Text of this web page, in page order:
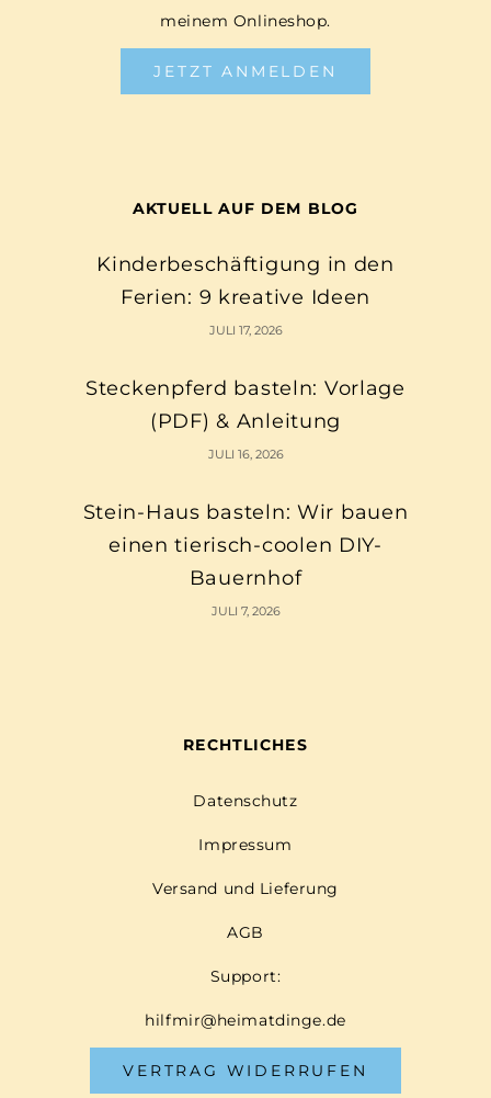
meinem Onlineshop.
JETZT ANMELDEN
AKTUELL AUF DEM BLOG
Kinderbeschäftigung in den
Ferien: 9 kreative Ideen
JULI 17, 2026
Steckenpferd basteln: Vorlage
(PDF) & Anleitung
JULI 16, 2026
Stein-Haus basteln: Wir bauen
einen tierisch-coolen DIY-
Bauernhof
JULI 7, 2026
RECHTLICHES
Datenschutz
Impressum
Versand und Lieferung
AGB
Support:
hilfmir@heimatdinge.de
VERTRAG WIDERRUFEN